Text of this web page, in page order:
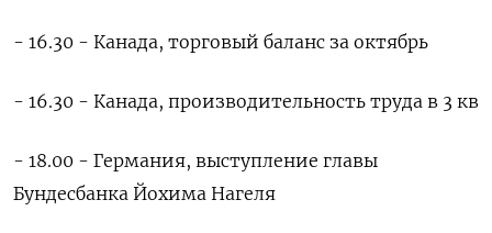
- 16.30 - Канада, торговый баланс за октябрь
- 16.30 - Канада, производительность труда в 3 кв
- 18.00 - Германия, выступление главы
Бундесбанка Йохима Нагеля